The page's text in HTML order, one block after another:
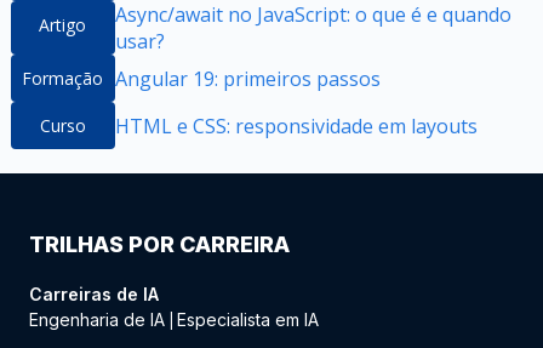
Artigo
Async/await no JavaScript: o que é e quando
usar?
Formação Angular 19: primeiros passos
Curso HTML e CSS: responsividade em layouts
TRILHAS POR CARREIRA
Carreiras de IA
Engenharia de IA Especialista em IA